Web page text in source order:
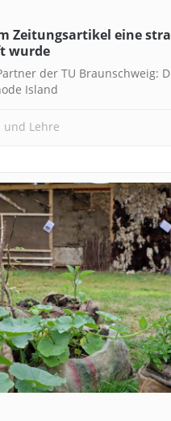
Zeitungsartikel eine
wurde
der TU Braunschweig:
Island
und Lehre